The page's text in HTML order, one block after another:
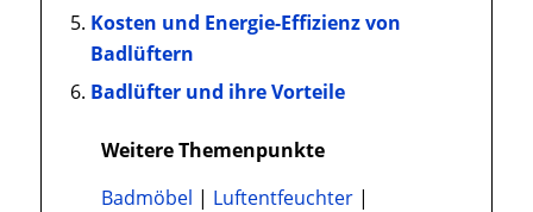
Kosten und Energie-Effizienz von
Badlüftern
Badlüfter und ihre Vorteile
Weitere Themenpunkte
Badmöbel | Luftentfeuchter|